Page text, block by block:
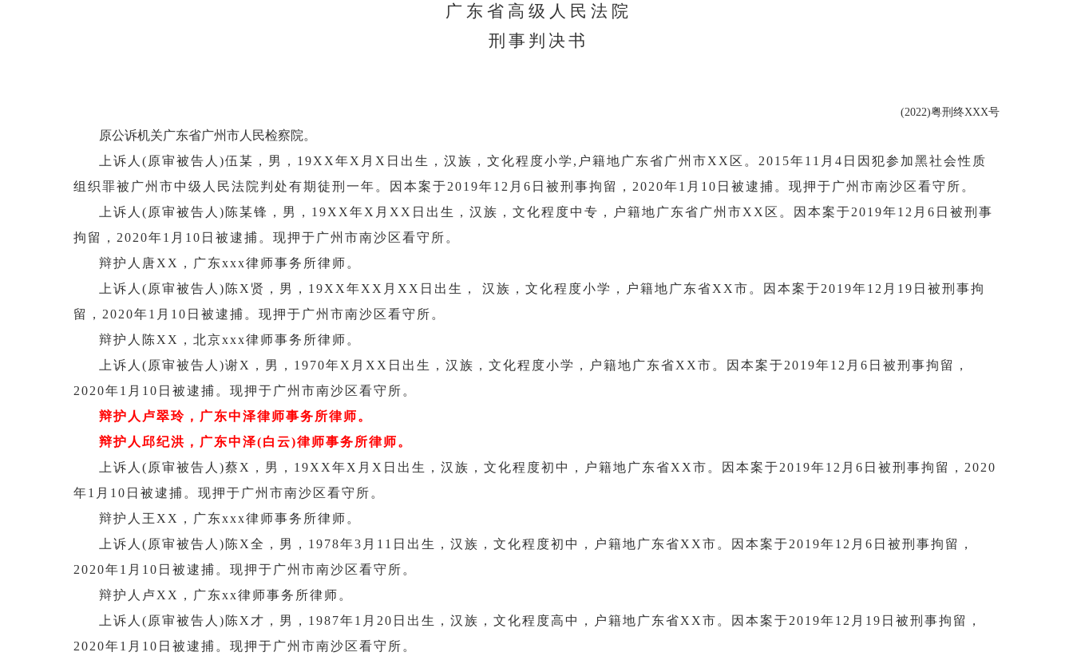
广 东 省 高 级 人 民 法 院
刑 事 判 决书
(2022)粤刑终XXX号
原公诉机关广东省广州市人民检察院。
上诉人 (原审被告人)伍某，男，19XX年X月X日出生，汉族，文化程度小学,户籍地广东省广州市XX区。2015年11月4日因犯参加黑社会性质
组织罪被广州市中级人民法院判处有期徒刑一年。因本案于2019年12月6日被刑事拘留，2020年1月10日被逮捕。现押于广州市南沙区看守所。
上诉人 (原审被告人)陈某锋，男，19XX年X月XX日出生，汉族，文化程度中专，户籍地广东省广州市XX区。因本案于2019年12月6日被刑事
拘留，2020年1月10日被逮捕。现押于广州市南沙区看守所。
辩护人唐XX，广东xxx律师事务所律师。
上诉人 (原审被告人)陈X贤，男，19XX年XX月XX日出生， 汉族，文化程度小学，户籍地广东省XX市。因本案于2019年12月19日被刑事拘
留，2020年1月10日被逮捕。现押于广州市南沙区看守所。
辩护人陈XX，北京xxx律师事务所律师。
上诉人 (原审被告人)谢X，男，1970年X月XX日出生，汉族，文化程度小学，户籍地广东省XX市。因本案于2019年12月6日被刑事拘留，
2020年1月10日被逮捕。现押于广州市南沙区看守所。
辩护人卢翠玲，广东中泽律师事务所律师。
辩护人邱纪洪，广东中泽(白云)律师事务所律师。
上诉人 (原审被告人)蔡X，男，19XX年X月X日出生，汉族，文化程度初中，户籍地广东省XX市。因本案于2019年12月6日被刑事拘留，2020
年1月10日被逮捕。现押于广州市南沙区看守所。
辩护人王XX，广东xxx律师事务所律师。
上诉人 (原审被告人)陈X全，男，1978年3月11日出生，汉族，文化程度初中，户籍地广东省XX市。因本案于2019年12月6日被刑事拘留，
2020年1月10日被逮捕。现押于广州市南沙区看守所。
辩护人卢XX，广东xx律师事务所律师。
上诉人 (原审被告人)陈X才，男，1987年1月20日出生，汉族，文化程度高中，户籍地广东省XX市。因本案于2019年12月19日被刑事拘留，
2020年1月10日被逮捕。现押于广州市南沙区看守所。